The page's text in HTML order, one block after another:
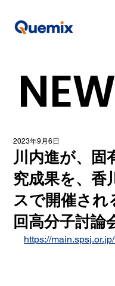
川内進が、固
究成果を、香
スで開催され
回高分子討論
2023年9月6日
https://